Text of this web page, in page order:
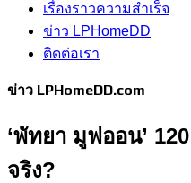
เรื่องราวความสำเร็จ
ข่าว LPHomeDD
ติดต่อเรา
ข่าว LPHomeDD.com
‘พัทยา มูฟออน’
จริง?